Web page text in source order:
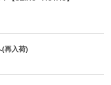
(再入荷)